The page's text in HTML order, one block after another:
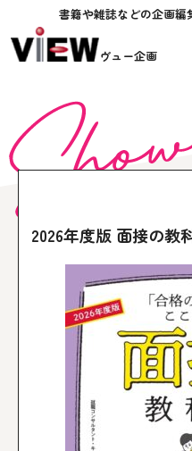
書籍や雑誌などの企画
ヴュー企画
2026年度版 面接の教